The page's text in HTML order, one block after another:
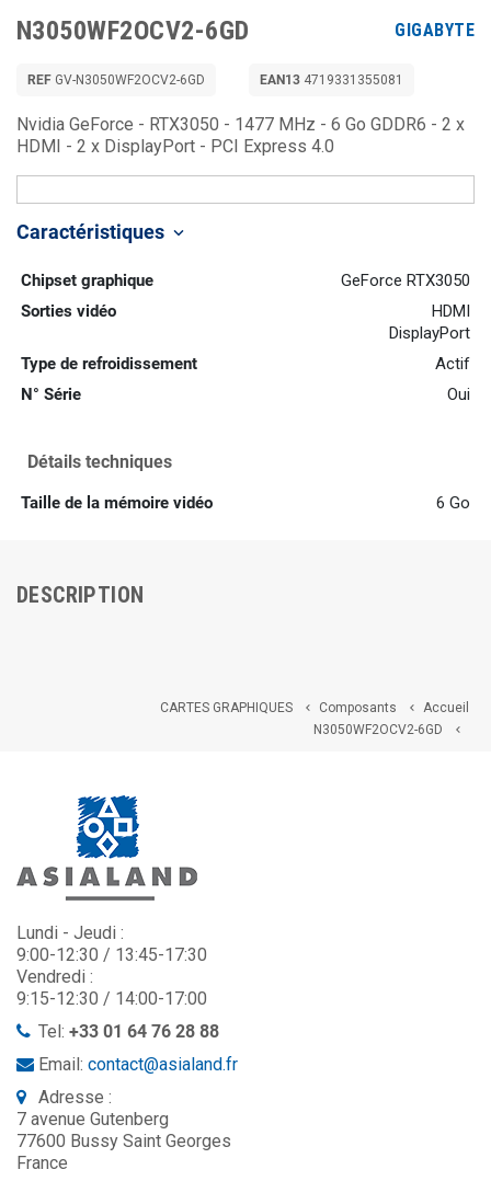
N3050WF2OCV2-6GD GIGABYTE
REF GV-N3050WF2OCV2-6GD EAN13 4719331355081
Nvidia GeForce - RTX3050 - 1477 MHz - 6 Go GDDR6 - 2 x
HDMI - 2 x DisplayPort - PCI Express 4.0
Caractéristiques keyboard_arrow_down
Chipset graphique
GeForce RTX3050
Sorties vidéo
HDMI
DisplayPort
Type de refroidissement
Actif
N° Série
Oui
Détails techniques
Taille de la mémoire vidéo 6 Go
DESCRIPTION
Accueil

Composants

CARTES GRAPHIQUES

N3050WF2OCV2-6GD
Lundi - Jeudi :
9:00-12:30 / 13:45-17:30
Vendredi :
9:15-12:30 / 14:00-17:00
Tel: +33 01 64 76 28 88
Email: contact@asialand.fr
Adresse :
7 avenue Gutenberg
77600 Bussy Saint Georges
France